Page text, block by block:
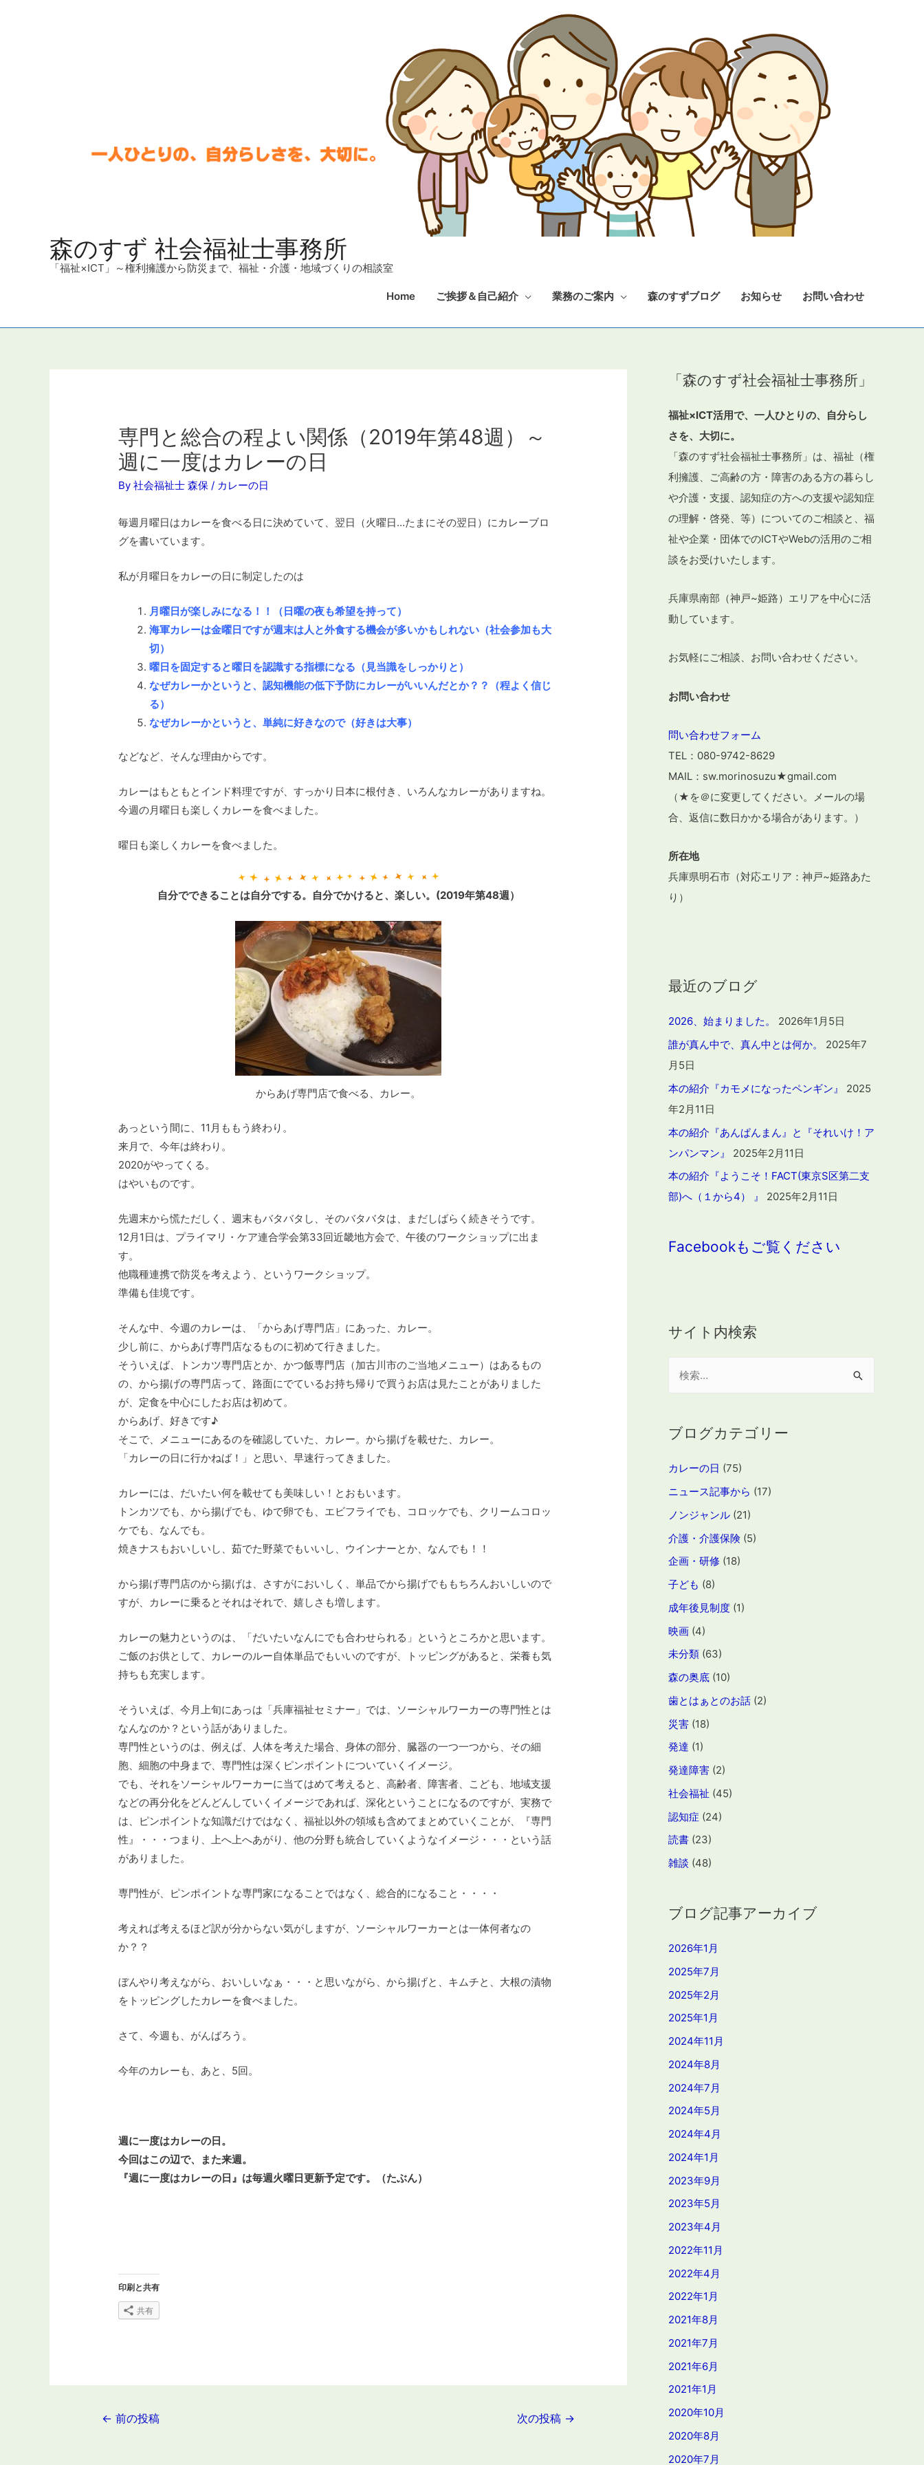
森のすず 社会福祉士事務所
「福祉×ICT」～権利擁護から防災まで、福祉・介護・地域づくりの相談室
Home ご挨拶＆自己紹介 業務のご案内 森のすずブログ お知らせ お問い合わせ
専門と総合の程よい関係（2019年第48週）～
週に一度はカレーの日
By社会福祉士 森保 / カレーの日
毎週月曜日はカレーを食べる日に決めていて、翌日（火曜日…たまにその翌日）にカレーブロ
グを書いています。
私が月曜日をカレーの日に制定したのは
月曜日が楽しみになる！！（日曜の夜も希望を持って）
海軍カレーは金曜日ですが週末は人と外食する機会が多いかもしれない（社会参加も大
切）
曜日を固定すると曜日を認識する指標になる（見当識をしっかりと）
なぜカレーかというと、認知機能の低下予防にカレーがいいんだとか？？（程よく信じ
る）
なぜカレーかというと、単純に好きなので（好きは大事）
などなど、そんな理由からです。
カレーはもともとインド料理ですが、すっかり日本に根付き、いろんなカレーがありますね。
今週の月曜日も楽しくカレーを食べました。
曜日も楽しくカレーを食べました。
自分でできることは自分でする。自分でかけると、楽しい。(2019年第48週）
からあげ専門店で食べる、カレー。
あっという間に、11月ももう終わり。
来月で、今年は終わり。
2020がやってくる。
はやいものです。
先週末から慌ただしく、週末もバタバタし、そのバタバタは、まだしばらく続きそうです。
12月1日は、プライマリ・ケア連合学会第33回近畿地方会で、午後のワークショップに出ま
す。
他職種連携で防災を考えよう、というワークショップ。
準備も佳境です。
そんな中、今週のカレーは、「からあげ専門店」にあった、カレー。
少し前に、からあげ専門店なるものに初めて行きました。
そういえば、トンカツ専門店とか、かつ飯専門店（加古川市のご当地メニュー）はあるもの
の、から揚げの専門店って、路面にでているお持ち帰りで買うお店は見たことがありました
が、定食を中心にしたお店は初めて。
からあげ、好きです♪
そこで、メニューにあるのを確認していた、カレー。から揚げを載せた、カレー。
「カレーの日に行かねば！」と思い、早速行ってきました。
カレーには、だいたい何を載せても美味しい！とおもいます。
トンカツでも、から揚げでも、ゆで卵でも、エビフライでも、コロッケでも、クリームコロッ
ケでも、なんでも。
焼きナスもおいしいし、茹でた野菜でもいいし、ウインナーとか、なんでも！！
から揚げ専門店のから揚げは、さすがにおいしく、単品でから揚げでももちろんおいしいので
すが、カレーに乗るとそれはそれで、嬉しさも増します。
カレーの魅力というのは、「だいたいなんにでも合わせられる」というところかと思います。
ご飯のお供として、カレーのルー自体単品でもいいのですが、トッピングがあると、栄養も気
持ちも充実します。
そういえば、今月上旬にあっは「兵庫福祉セミナー」では、ソーシャルワーカーの専門性とは
なんなのか？という話がありました。
専門性というのは、例えば、人体を考えた場合、身体の部分、臓器の一つ一つから、その細
胞、細胞の中身まで、専門性は深くピンポイントについていくイメージ。
でも、それをソーシャルワーカーに当てはめて考えると、高齢者、障害者、こども、地域支援
などの再分化をどんどんしていくイメージであれば、深化ということになるのですが、実務で
は、ピンポイントな知識だけではなく、福祉以外の領域も含めてまとめていくことが、『専門
性』・・・つまり、上へ上へあがり、他の分野も統合していくようなイメージ・・・という話
がありました。
専門性が、ピンポイントな専門家になることではなく、総合的になること・・・・
考えれば考えるほど訳が分からない気がしますが、ソーシャルワーカーとは一体何者なの
か？？
ぼんやり考えながら、おいしいなぁ・・・と思いながら、から揚げと、キムチと、大根の漬物
をトッピングしたカレーを食べました。
さて、今週も、がんばろう。
今年のカレーも、あと、5回。
週に一度はカレーの日。
今回はこの辺で、
また来週。
『週に一度はカレーの日』は毎週火曜日更新予定です。
（たぶん）
印刷と共有
共有
投
← 前の投稿 次の投稿 →
「森のすず社会福祉士事務所」
福祉×ICT活用で、一人ひとりの、自分らし
さを、大切に。
「森のすず社会福祉士事務所」は、福祉（権
利擁護、ご高齢の方・障害のある方の暮らし
や介護・支援、認知症の方への支援や認知症
の理解・啓発、等）についてのご相談と、福
祉や企業・団体でのICTやWebの活用のご相
談をお受けいたします。
兵庫県南部（神戸~姫路）エリアを中心に活
動しています。
お気軽にご相談、お問い合わせください。
お問い合わせ
問い合わせフォーム
TEL：080-9742-8629
MAIL：sw.morinosuzu★gmail.com
（★を＠に変更してください。メールの場
合、返信に数日かかる場合があります。）
所在地
兵庫県明石市（対応エリア：神戸~姫路あた
り）
最近のブログ
2026、始まりました。
2026年1月5日
誰が真ん中で、真ん中とは何か。
2025年7
月5日
本の紹介『カモメになったペンギン』
2025
年2月11日
本の紹介『あんぱんまん』と『それいけ！ア
ンパンマン』
2025年2月11日
本の紹介『ようこそ！FACT(東京S区第二支
部)へ（１から4） 』
2025年2月11日
Facebookもご覧ください
サイト内検索
ブログカテゴリー
カレーの日 (75)
ニュース記事から (17)
ノンジャンル (21)
介護・介護保険 (5)
企画・研修 (18)
子ども (8)
成年後見制度 (1)
映画 (4)
未分類 (63)
森の奥底 (10)
歯とはぁとのお話 (2)
災害 (18)
発達 (1)
発達障害 (2)
社会福祉 (45)
認知症 (24)
読書 (23)
雑談 (48)
ブログ記事アーカイブ
2026年1月
2025年7月
2025年2月
2025年1月
2024年11月
2024年8月
2024年7月
2024年5月
2024年4月
2024年1月
2023年9月
2023年5月
2023年4月
2022年11月
2022年4月
2022年1月
2021年8月
2021年7月
2021年6月
2021年1月
2020年10月
2020年8月
2020年7月